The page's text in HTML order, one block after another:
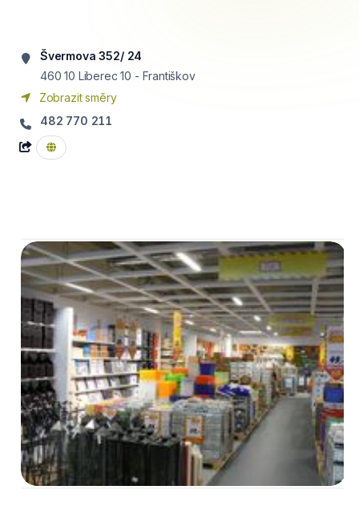
Švermova 352/ 24
460 10 Liberec 10 - Františkov
Zobrazit směry
482 770 211